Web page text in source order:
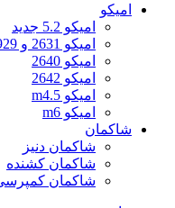
امیکو
امیکو 5.2 جدید
امیکو 2631 و 1929
امیکو 2640
امیکو 2642
امیکو m4.5
امیکو m6
شاکمان
شاکمان دنیز
شاکمان کشنده
شاکمان